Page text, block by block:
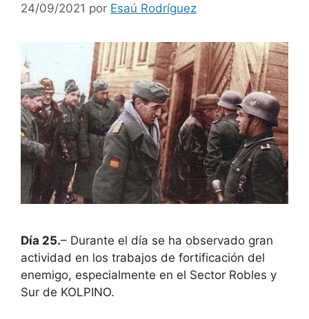
24/09/2021 por Esaú Rodríguez
Día 25.– Durante el día se ha observado gran
actividad en los trabajos de fortificación del
enemigo, especialmente en el Sector Robles y
Sur de KOLPINO.